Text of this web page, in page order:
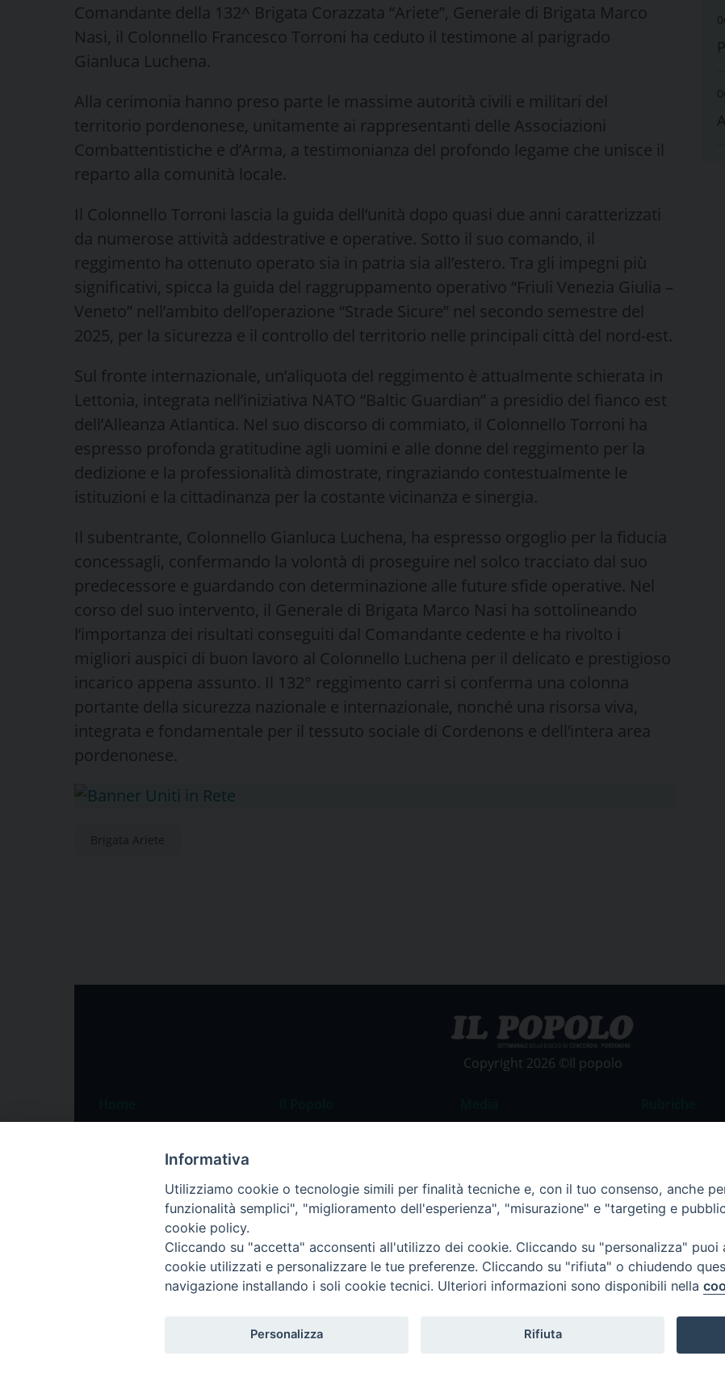
Comandante della 132^ Brigata Corazzata “Ariete”, Generale di Brigata Marco
Nasi, il Colonnello Francesco Torroni ha ceduto il testimone al parigrado
Gianluca Luchena.
Alla cerimonia hanno preso parte le massime autorità civili e militari del
territorio pordenonese, unitamente ai rappresentanti delle Associazioni
Combattentistiche e d’Arma, a testimonianza del profondo legame che unisce il
reparto alla comunità locale.
Il Colonnello Torroni lascia la guida dell’unità dopo quasi due anni caratterizzati
da numerose attività addestrative e operative. Sotto il suo comando, il
reggimento ha ottenuto operato sia in patria sia all’estero. Tra gli impegni più
significativi, spicca la guida del raggruppamento operativo “Friuli Venezia Giulia –
Veneto” nell’ambito dell’operazione “Strade Sicure” nel secondo semestre del
2025, per la sicurezza e il controllo del territorio nelle principali città del nord-est.
Sul fronte internazionale, un’aliquota del reggimento è attualmente schierata in
Lettonia, integrata nell’iniziativa NATO “Baltic Guardian” a presidio del fianco est
dell’Alleanza Atlantica. Nel suo discorso di commiato, il Colonnello Torroni ha
espresso profonda gratitudine agli uomini e alle donne del reggimento per la
dedizione e la professionalità dimostrate, ringraziando contestualmente le
istituzioni e la cittadinanza per la costante vicinanza e sinergia.
Il subentrante, Colonnello Gianluca Luchena, ha espresso orgoglio per la fiducia
concessagli, confermando la volontà di proseguire nel solco tracciato dal suo
predecessore e guardando con determinazione alle future sfide operative. Nel
corso del suo intervento, il Generale di Brigata Marco Nasi ha sottolineando
l’importanza dei risultati conseguiti dal Comandante cedente e ha rivolto i
migliori auspici di buon lavoro al Colonnello Luchena per il delicato e prestigioso
incarico appena assunto. Il 132° reggimento carri si conferma una colonna
portante della sicurezza nazionale e internazionale, nonché una risorsa viva,
integrata e fondamentale per il tessuto sociale di Cordenons e dell’intera area
pordenonese.
Brigata Ariete
Copyright 2026 ©Il popolo
Pordenone
Portogruaro
Friuli Occidentale
Veneto Orientale
La redazione
Pubblicità
Costume e
Apostolato
Parrocchie
Regione FVG
Informativa
Utilizziamo cookie o tecnologie simili per finalità tecniche e, con il tuo consenso, anche
funzionalità semplici", "miglioramento dell'esperienza", "misurazione" e "targeting e
cookie policy.
Cliccando su "accetta" acconsenti all'utilizzo dei cookie. Cliccando su "personalizza" puoi
cookie utilizzati e personalizzare le tue preferenze. Cliccando su "rifiuta" o chiudendo
navigazione installando i soli cookie tecnici. Ulteriori informazioni sono disponibili nella
Personalizza Rifiuta